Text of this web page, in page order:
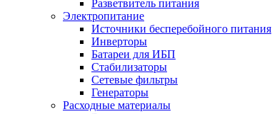
Разветвитель питания
Электропитание
Источники бесперебойного питания
Инверторы
Батареи для ИБП
Стабилизаторы
Сетевые фильтры
Генераторы
Расходные материалы